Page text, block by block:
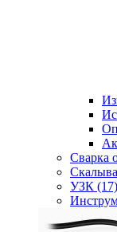
Сварка
УЗК (17)